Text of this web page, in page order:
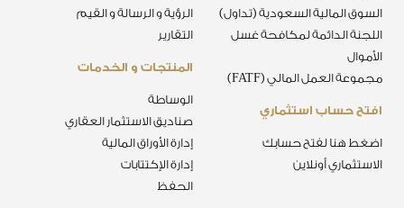
المنتجات و الخدمات
الوساطة
صناديق الاستثمار العقاري
إدارة الأوراق المالية
إدارة الإكتتابات
الحفظ
الرؤية و الرسالة و القيم
التقارير
افتح حساب استثماري
اضغط هنا لفتح حسابك
الاستثماري أونلاين
السوق المالية السعودية (تداول)
اللجنة الدائمة لمكافحة غسل
الأموال
مجموعة العمل المالي (FATF)